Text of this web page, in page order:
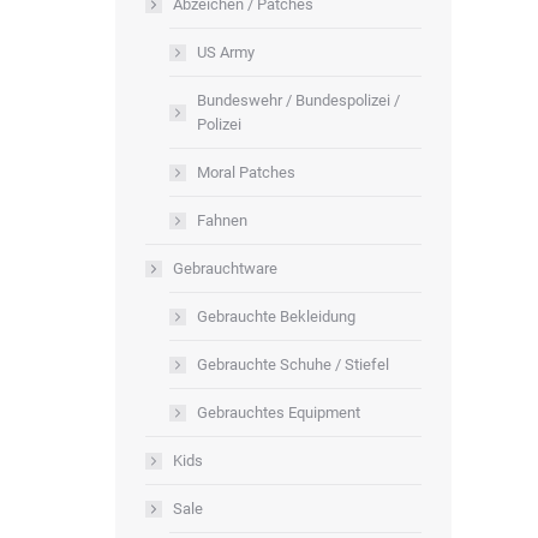
Abzeichen / Patches
US Army
Bundeswehr / Bundespolizei /
Polizei
Moral Patches
Fahnen
Gebrauchtware
Gebrauchte Bekleidung
Gebrauchte Schuhe / Stiefel
Gebrauchtes Equipment
Kids
Sale